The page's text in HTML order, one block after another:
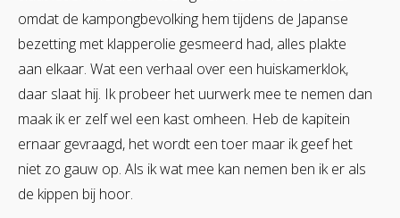
omdat de kampongbevolking hem tijdens de Japanse
bezetting met klapperolie gesmeerd had, alles plakte
aan elkaar. Wat een verhaal over een huiskamerklok,
daar slaat hij. Ik probeer het uurwerk mee te nemen dan
maak ik er zelf wel een kast omheen. Heb de kapitein
ernaar gevraagd, het wordt een toer maar ik geef het
niet zo gauw op. Als ik wat mee kan nemen ben ik er als
de kippen bij hoor.